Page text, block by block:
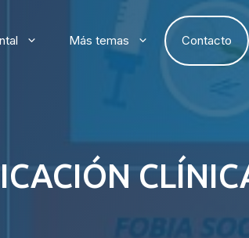
Más temas Contacto